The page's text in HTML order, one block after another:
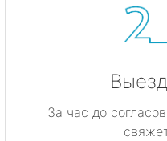
За час до